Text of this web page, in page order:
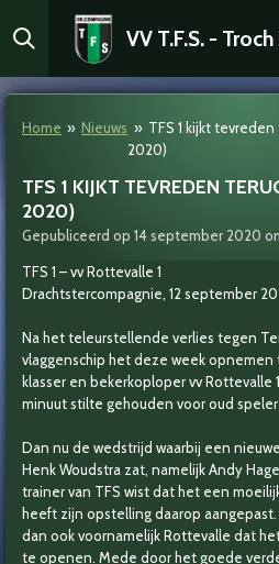
direct
de
VV T.F.S. -
Home » Nieuws » TFS 1 kijkt
2020)
TFS 1 KIJKT TEVREDEN
2020)
Gepubliceerd op 14 september 2020
TFS 1 – vv Rottevalle 1
Drachtstercompagnie, 12 september
Na het teleurstellende verlies tegen
vlaggenschip het deze week
klasser en bekerkoploper vv Rottevalle
minuut stilte gehouden voor oud
Dan nu de wedstrijd waarbij een
Henk Woudstra zat, namelijk Andy
trainer van TFS wist dat het een
heeft zijn opstelling daarop
dan ook voornamelijk Rottevalle dat
te openen. Mede door het goede